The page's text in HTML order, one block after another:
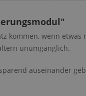
kommen, wenn
unumgänglich.
auseinander